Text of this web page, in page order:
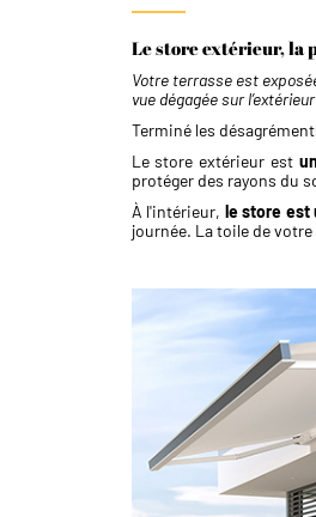
Le store extérieur, la
Votre terrasse est
vue dégagée sur
Terminé les
Le store extérieur est
protéger des rayons du
À l'intérieur, le store est
journée. ​La toile de